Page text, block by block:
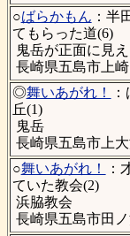
○ばらかもん ：半
てもらった道(6)
鬼岳が正面に見
長崎県五島市上
◎舞いあがれ！
丘(1)
鬼岳
長崎県五島市上
○舞いあがれ！
：
ていた教会(2)
浜脇教会
長崎県五島市田